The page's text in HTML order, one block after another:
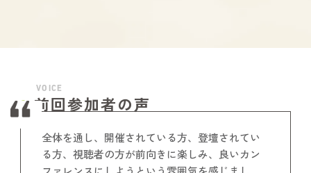
前回参加者の声
VOICE
全体を通し、開催されている方、登壇されてい
る方、視聴者の方が前向きに楽しみ、良いカン